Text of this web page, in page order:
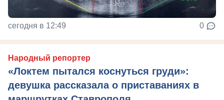
сегодня в 12:49 0
Народный репортер
«Локтем пытался коснуться груди»:
девушка рассказала о приставаниях в